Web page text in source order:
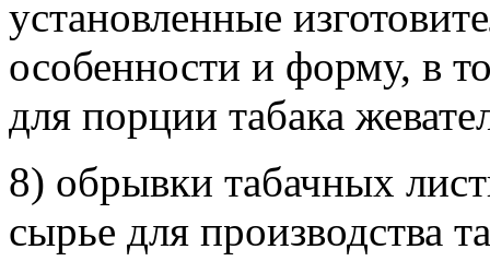
установленные
особенности и форму, в
для порции табака
8) обрывки табачных
сырье для производства